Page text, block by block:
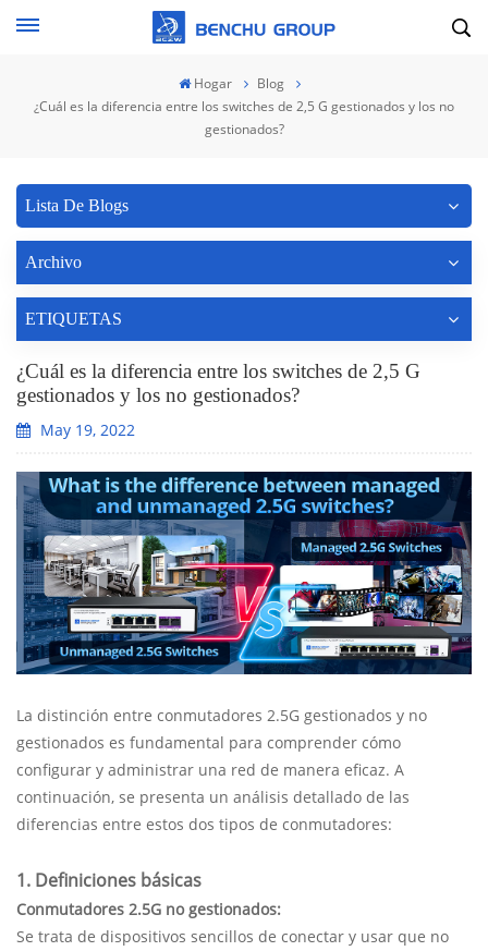
Hogar
Blog
¿Cuál es la diferencia entre los switches de 2,5 G gestionados y los no
gestionados?
Lista De Blogs
Archivo
ETIQUETAS
¿Cuál es la diferencia entre los switches de 2,5 G
gestionados y los no gestionados?
May 19, 2022
La distinción entre conmutadores 2.5G gestionados y no
gestionados es fundamental para comprender cómo
configurar y administrar una red de manera eficaz. A
continuación, se presenta un análisis detallado de las
diferencias entre estos dos tipos de conmutadores:
1. Definiciones básicas
Conmutadores 2.5G no gestionados:
Se trata de dispositivos sencillos de conectar y usar que no